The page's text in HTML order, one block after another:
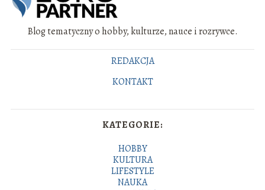
Blog tematyczny o hobby, kulturze, nauce i rozrywce.
REDAKCJA
KONTAKT
KATEGORIE:
HOBBY
KULTURA
LIFESTYLE
NAUKA